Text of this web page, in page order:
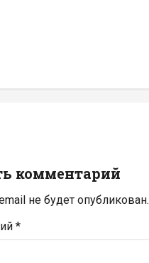
комментарий
не будет опубликован.
*